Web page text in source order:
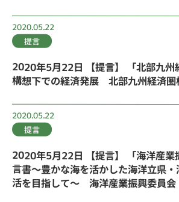
2020.05.22
提言
2020年5月22日 【提言】 「北部九州
構想下での経済発展 北部九州経済圏
2020.05.22
提言
2020年5月22日 【提言】 「海洋産業
言書～豊かな海を活かした海洋立県
活を目指して～ 海洋産業振興委員会